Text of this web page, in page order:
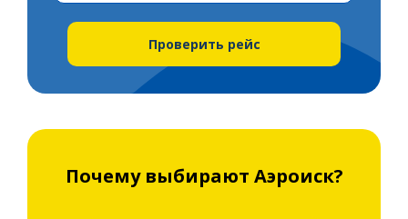
Проверить рейс
Почему выбирают Аэроиск?